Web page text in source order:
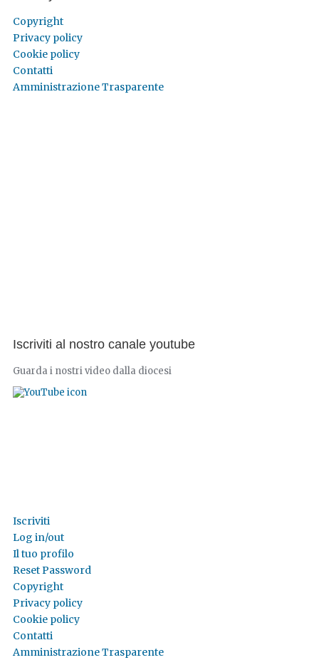
Copyright
Privacy policy
Cookie policy
Contatti
Amministrazione Trasparente
Iscriviti al nostro canale youtube
Guarda i nostri video dalla diocesi
Iscriviti
Log in/out
Il tuo profilo
Reset Password
Copyright
Privacy policy
Cookie policy
Contatti
Amministrazione Trasparente